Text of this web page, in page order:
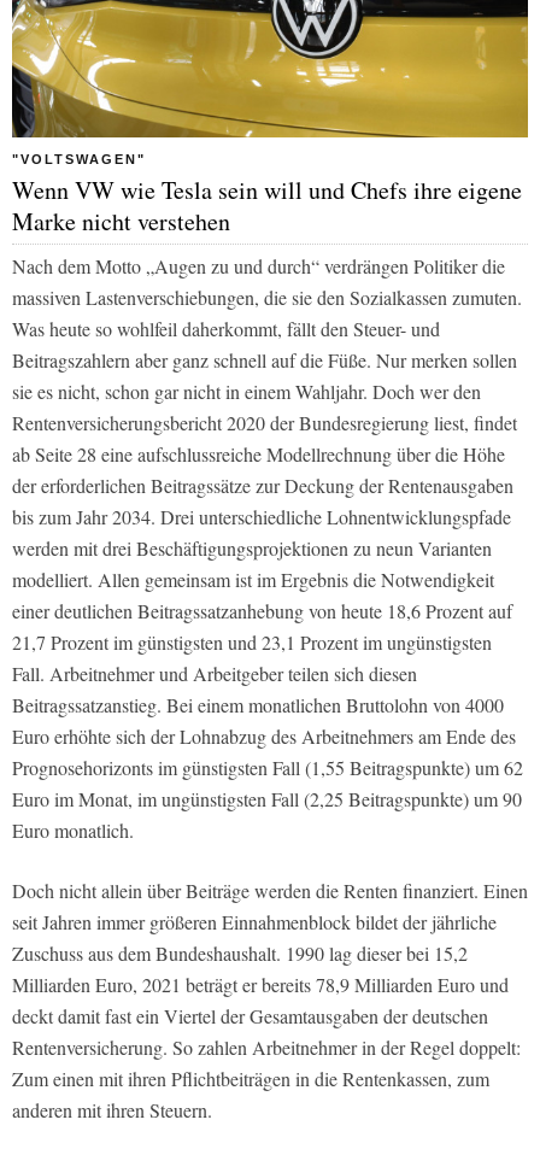
"VOLTSWAGEN"
Wenn VW wie Tesla sein will und Chefs ihre eigene
Marke nicht verstehen
Nach dem Motto „Augen zu und durch“ verdrängen Politiker die
massiven Lastenverschiebungen, die sie den Sozialkassen zumuten.
Was heute so wohlfeil daherkommt, fällt den Steuer- und
Beitragszahlern aber ganz schnell auf die Füße. Nur merken sollen
sie es nicht, schon gar nicht in einem Wahljahr. Doch wer den
Rentenversicherungsbericht 2020 der Bundesregierung liest, findet
ab Seite 28 eine aufschlussreiche Modellrechnung über die Höhe
der erforderlichen Beitragssätze zur Deckung der Rentenausgaben
bis zum Jahr 2034. Drei unterschiedliche Lohnentwicklungspfade
werden mit drei Beschäftigungsprojektionen zu neun Varianten
modelliert. Allen gemeinsam ist im Ergebnis die Notwendigkeit
einer deutlichen Beitragssatzanhebung von heute 18,6 Prozent auf
21,7 Prozent im günstigsten und 23,1 Prozent im ungünstigsten
Fall. Arbeitnehmer und Arbeitgeber teilen sich diesen
Beitragssatzanstieg. Bei einem monatlichen Bruttolohn von 4000
Euro erhöhte sich der Lohnabzug des Arbeitnehmers am Ende des
Prognosehorizonts im günstigsten Fall (1,55 Beitragspunkte) um 62
Euro im Monat, im ungünstigsten Fall (2,25 Beitragspunkte) um 90
Euro monatlich.
Doch nicht allein über Beiträge werden die Renten finanziert. Einen
seit Jahren immer größeren Einnahmenblock bildet der jährliche
Zuschuss aus dem Bundeshaushalt. 1990 lag dieser bei 15,2
Milliarden Euro, 2021 beträgt er bereits 78,9 Milliarden Euro und
deckt damit fast ein Viertel der Gesamtausgaben der deutschen
Rentenversicherung. So zahlen Arbeitnehmer in der Regel doppelt:
Zum einen mit ihren Pflichtbeiträgen in die Rentenkassen, zum
anderen mit ihren Steuern.